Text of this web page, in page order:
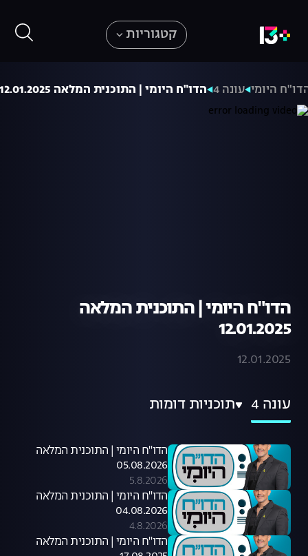
קטגוריות
היומי עונה 4 הדו"ח היומי | התוכנית המלאה 12.01.2025
הדו"ח היומי | התוכנית המלאה
12.01.2025
12.01.2025
עונה 4 תוכניות דומות
הדו"ח היומי | התוכנית המלאה
05.08.2026
5.8.2026
הדו"ח היומי | התוכנית המלאה
04.08.2026
4.8.2026
הדו"ח היומי | התוכנית המלאה